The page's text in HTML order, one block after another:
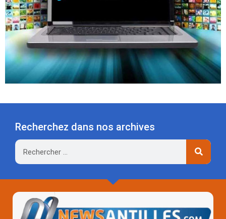
Recherchez dans nos archives
Rechercher